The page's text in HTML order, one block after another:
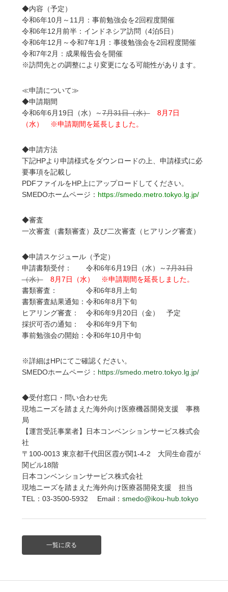
◆内容（予定）
令和6年10月～11月：事前勉強会を2回程度開催
令和6年12月前半：インドネシア訪問（4泊5日）
令和6年12月～令和7年1月：事後勉強会を2回程度開催
令和7年2月：成果報告会を開催
※訪問先との調整により変更になる可能性があります。
≪申請について≫
◆申請期間
令和6年6月19日（水）～7月31日（水）
8月7日
（水） ※申請期間を延長しました。
◆申請方法
下記HPより申請様式をダウンロードの上、申請様式に必
要事項を記載し
PDFファイルをHP上にアップロードしてください。
SMEDOホームページ： https://smedo.metro.tokyo.lg.jp/
◆審査
一次審査（書類審査）及び二次審査（ヒアリング審査）
◆申請スケジュール（予定）
申請書類受付： 令和6年6月19日（水）～7月31日
（水）
8月7日（水） ※申請期間を延長しました。
書類審査： 令和6年8月上旬
書類審査結果通知：令和6年8月下旬
ヒアリング審査： 令和6年9月20日（金） 予定
採択可否の通知： 令和6年9月下旬
事前勉強会の開始：令和6年10月中旬
※詳細はHPにてご確認ください。
SMEDOホームページ： https://smedo.metro.tokyo.lg.jp/
◆受付窓口・問い合わせ先
現地ニーズを踏まえた海外向け医療機器開発支援 事務
局
【運営受託事業者】日本コンベンションサービス株式会
社
〒100-0013 東京都千代田区霞が関1-4-2 大同生命霞が
関ビル18階
日本コンベンションサービス株式会社
現地ニーズを踏まえた海外向け医療器開発支援 担当
TEL：03-3500-5932 Email： smedo@ikou-hub.tokyo
一覧に戻る